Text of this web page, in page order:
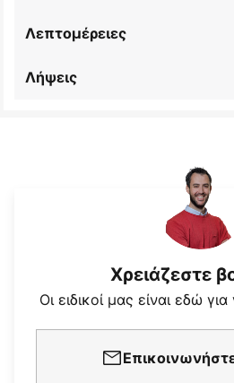
Λεπτομέρειες
Λήψεις
Χρειάζεστε
Οι ειδικοί μας είναι εδώ